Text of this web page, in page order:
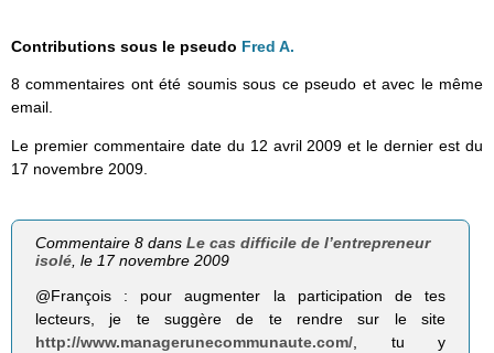
Contributions sous le pseudo Fred A.
8 commentaires ont été soumis sous ce pseudo et avec le même
email.
Le premier commentaire date du 12 avril 2009 et le dernier est du
17 novembre 2009.
Commentaire 8 dansLe cas difficile de l’entrepreneur
isolé, le 17 novembre 2009
@François : pour augmenter la participation de tes
lecteurs, je te suggère de te rendre sur le site
http://www.managerunecommunaute.com/, tu y